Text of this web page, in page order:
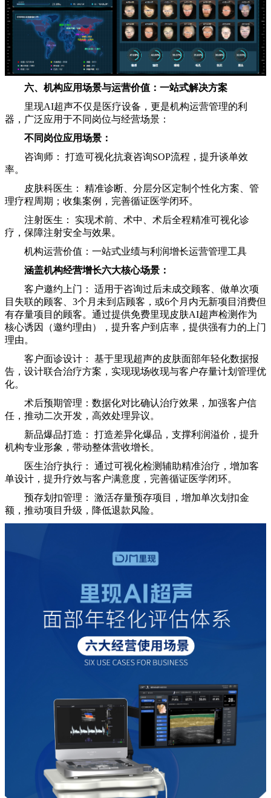
六、机构应用场景与运营价值：一站式解决方案
里现AI超声不仅是医疗设备，更是机构运营管理的利
器，广泛应用于不同岗位与经营场景：
不同岗位应用场景：
咨询师： 打造可视化抗衰咨询SOP流程，提升谈单效
率。
皮肤科医生： 精准诊断、分层分区定制个性化方案、管
理疗程周期；收集案例，完善循证医学闭环。
注射医生： 实现术前、术中、术后全程精准可视化诊
疗，保障注射安全与效果。
机构运营价值：一站式业绩与利润增长运营管理工具
涵盖机构经营增长六大核心场景：
客户邀约上门： 适用于咨询过后未成交顾客、做单次项
目失联的顾客、3个月未到店顾客，或6个月内无新项目消费但
有存量项目的顾客。通过提供免费里现皮肤AI超声检测作为
核心诱因（邀约理由），提升客户到店率，提供强有力的上门
理由。
客户面诊设计： 基于里现超声的皮肤面部年轻化数据报
告，设计联合治疗方案，实现现场收现与客户存量计划管理优
化。
术后预期管理：数据化对比确认治疗效果，加强客户信
任，推动二次开发，高效处理异议。
新品爆品打造： 打造差异化爆品，支撑利润溢价，提升
机构专业形象，带动整体营收增长。
医生治疗执行： 通过可视化检测辅助精准治疗，增加客
单设计，提升疗效与客户满意度，完善循证医学闭环。
预存划扣管理： 激活存量预存项目，增加单次划扣金
额，推动项目升级，降低退款风险。